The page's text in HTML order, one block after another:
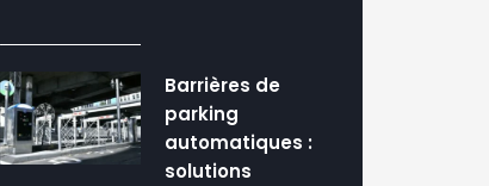
Barrières de
parking
automatiques :
solutions